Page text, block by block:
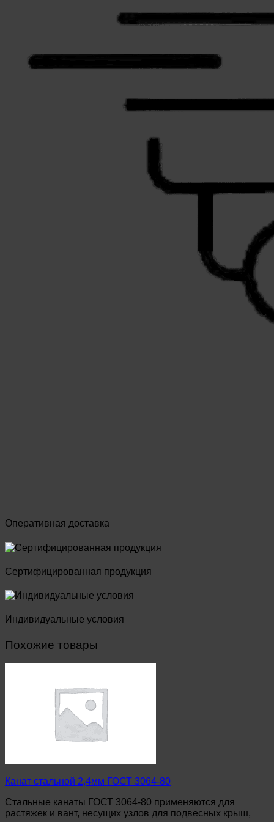
Оперативная доставка
Сертифицированная продукция
Индивидуальные условия
Похожие товары
Канат стальной 2,4мм ГОСТ 3064-80
Стальные канаты ГОСТ 3064-80 применяются для
растяжек и вант, несущих узлов для подвесных крыш,